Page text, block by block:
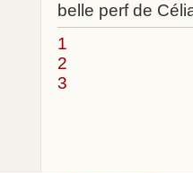
belle perf de
1
2
3